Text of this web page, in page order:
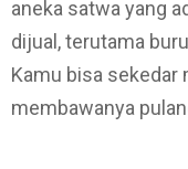
aneka satwa yang
dijual, terutama
Kamu bisa sekedar
membawanya